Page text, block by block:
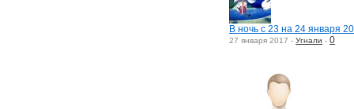
В ночь с 23 на 24 января
27 января 2017 - Угнали - 0